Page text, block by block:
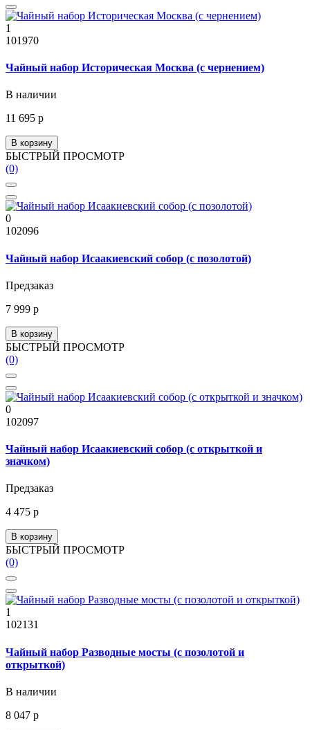
1
101970
Чайный набор Историческая Москва (с чернением)
В наличии
11 695 р
В корзину
БЫСТРЫЙ ПРОСМОТР
(0)
0
102096
Чайный набор Исаакиевский собор (с позолотой)
Предзаказ
7 999 р
В корзину
БЫСТРЫЙ ПРОСМОТР
(0)
0
102097
Чайный набор Исаакиевский собор (с открыткой и
значком)
Предзаказ
4 475 р
В корзину
БЫСТРЫЙ ПРОСМОТР
(0)
1
102131
Чайный набор Разводные мосты (с позолотой и
открыткой)
В наличии
8 047 р